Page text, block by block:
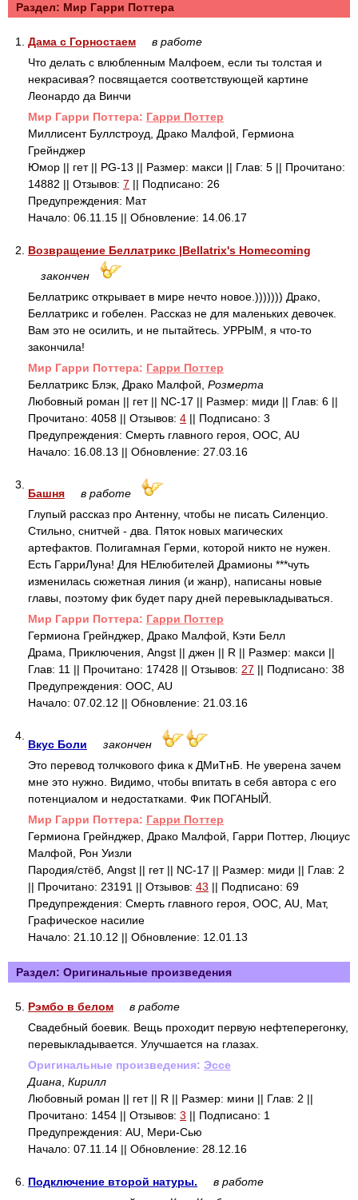
Раздел: Mир Гарри Поттера
1. Дама с Горностаем
в работе
Что делать с влюбленным Малфоем, если ты толстая и
некрасивая? посвящается соответствующей картине
Леонардо да Винчи
Mир Гарри Поттера: Гарри Поттер
Миллисент Буллстроуд, Драко Малфой, Гермиона
Грейнджер
Юмор || гет || PG-13 || Размер: макси || Глав: 5 || Прочитано:
14882 || Отзывов: 7 || Подписано: 26
Предупреждения: Мат
Начало: 06.11.15 || Обновление: 14.06.17
2. Возвращение Беллатрикс |Bellatrix's Homecoming
закончен
Беллатрикс открывает в мире нечто новое.))))))) Драко,
Беллатрикс и гобелен. Рассказ не для маленьких девочек.
Вам это не осилить, и не пытайтесь. УРРЫМ, я что-то
закончила!
Mир Гарри Поттера: Гарри Поттер
Беллатрикс Блэк, Драко Малфой, Розмерта
Любовный роман || гет || NC-17 || Размер: миди || Глав: 6 ||
Прочитано: 4058 || Отзывов: 4 || Подписано: 3
Предупреждения: Смерть главного героя, ООС, AU
Начало: 16.08.13 || Обновление: 27.03.16
3.
Башня
в работе
Глупый рассказ про Антенну, чтобы не писать Силенцио.
Стильно, снитчей - два. Пяток новых магических
артефактов. Полигамная Герми, которой никто не нужен.
Есть ГарриЛуна! Для НЕлюбителей Драмионы ***чуть
изменилась сюжетная линия (и жанр), написаны новые
главы, поэтому фик будет пару дней перевыкладываться.
Mир Гарри Поттера: Гарри Поттер
Гермиона Грейнджер, Драко Малфой, Кэти Белл
Драма, Приключения, Angst || джен || R || Размер: макси ||
Глав: 11 || Прочитано: 17428 || Отзывов: 27 || Подписано: 38
Предупреждения: ООС, AU
Начало: 07.02.12 || Обновление: 21.03.16
4.
Вкус Боли
закончен
Это перевод толчкового фика к ДМиТнБ. Не уверена зачем
мне это нужно. Видимо, чтобы впитать в себя автора с его
потенциалом и недостатками. Фик ПОГАНЫЙ.
Mир Гарри Поттера: Гарри Поттер
Гермиона Грейнджер, Драко Малфой, Гарри Поттер, Люциус
Малфой, Рон Уизли
Пародия/стёб, Angst || гет || NC-17 || Размер: миди || Глав: 2
|| Прочитано: 23191 || Отзывов: 43 || Подписано: 69
Предупреждения: Смерть главного героя, ООС, AU, Мат,
Графическое насилие
Начало: 21.10.12 || Обновление: 12.01.13
Раздел: Оригинальные произведения
5. Рэмбо в белом
в работе
Свадебный боевик. Вещь проходит первую нефтеперегонку,
перевыкладывается. Улучшается на глазах.
Оригинальные произведения: Эссе
Диана Кирилл
Любовный роман || гет || R || Размер: мини || Глав: 2 ||
Прочитано: 1454 || Отзывов: 3 || Подписано: 1
Предупреждения: AU, Мери-Сью
Начало: 07.11.14 || Обновление: 28.12.16
6. Подключение второй натуры.
в работе